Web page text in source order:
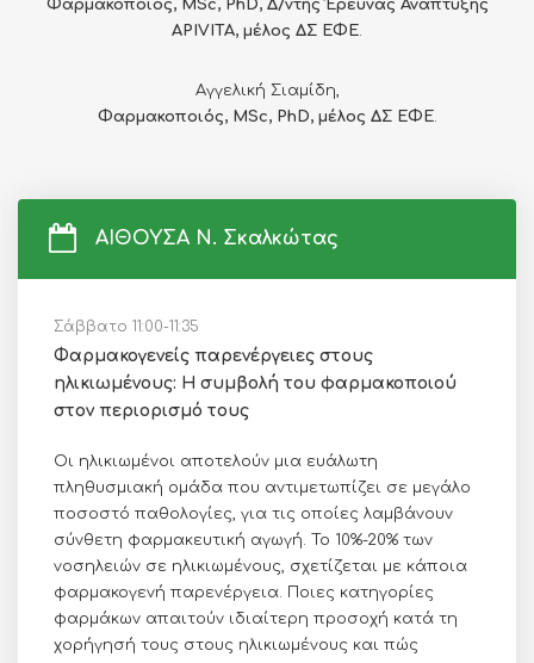
Φαρμακοποιός, MSc, PhD, Δ/ντης Έρευνας Ανάπτυξης
APIVITA, μέλος ΔΣ ΕΦΕ
Αγγελική Σιαμίδη,
Φαρμακοποιός, MSc, PhD, μέλος ΔΣ ΕΦΕ.
ΑΙΘΟΥΣΑ Ν. Σκαλκώτας
Σάββατο 11:00-11:35
Φαρμακογενείς παρενέργειες στους
ηλικιωμένους: Η συμβολή του φαρμακοποιού
στον περιορισμό τους
Οι ηλικιωμένοι αποτελούν μια ευάλωτη
πληθυσμιακή ομάδα που αντιμετωπίζει σε μεγάλο
ποσοστό παθολογίες, για τις οποίες λαμβάνουν
σύνθετη φαρμακευτική αγωγή. Το 10%-20% των
νοσηλειών σε ηλικιωμένους, σχετίζεται με κάποια
φαρμακογενή παρενέργεια. Ποιες κατηγορίες
φαρμάκων απαιτούν ιδιαίτερη προσοχή κατά τη
χορήγησή τους στους ηλικιωμένους και πώς